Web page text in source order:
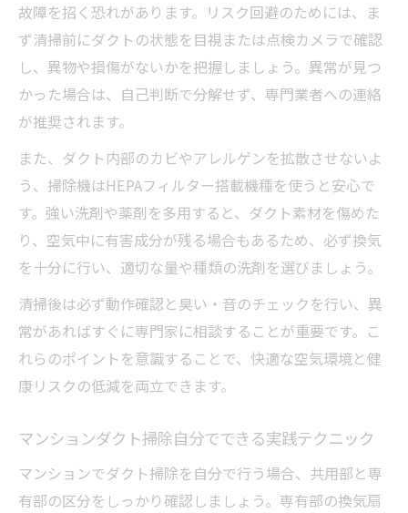
故障を招く恐れがあります。リスク回避のためには、ま
ず清掃前にダクトの状態を目視または点検カメラで確認
し、異物や損傷がないかを把握しましょう。異常が見つ
かった場合は、自己判断で分解せず、専門業者への連絡
が推奨されます。
また、ダクト内部のカビやアレルゲンを拡散させないよ
う、掃除機はHEPAフィルター搭載機種を使うと安心で
す。強い洗剤や薬剤を多用すると、ダクト素材を傷めた
り、空気中に有害成分が残る場合もあるため、必ず換気
を十分に行い、適切な量や種類の洗剤を選びましょう。
清掃後は必ず動作確認と臭い・音のチェックを行い、異
常があればすぐに専門家に相談することが重要です。こ
れらのポイントを意識することで、快適な空気環境と健
康リスクの低減を両立できます。
マンションダクト掃除自分でできる実践テクニック
マンションでダクト掃除を自分で行う場合、共用部と専
有部の区分をしっかり確認しましょう。専有部の換気扇